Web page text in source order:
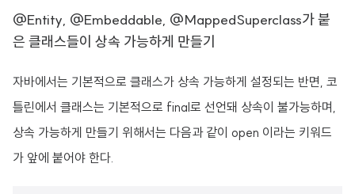
@Entity, @Embeddable, @MappedSuperclass가 붙
은 클래스들이 상속 가능하게 만들기
자바에서는 기본적으로 클래스가 상속 가능하게 설정되는 반면, 코
틀린에서 클래스는 기본적으로 final로 선언돼 상속이 불가능하며,
상속 가능하게 만들기 위해서는 다음과 같이 open 이라는 키워드
가 앞에 붙어야 한다.